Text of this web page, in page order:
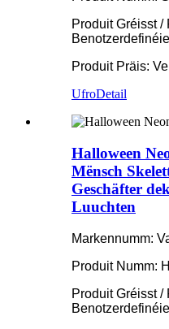
Produit Gréisst /
Produit Präis:
UfroDetail
Halloween
Mënsch
Geschäfter
Luuchten
Markennumm:
Produit Numm:
Produit Gréisst /